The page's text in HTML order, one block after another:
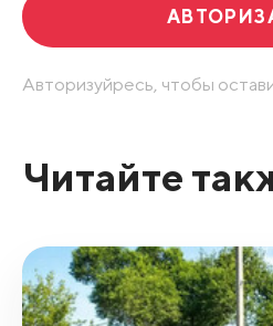
Авторизуйресь, чтобы
Читайте